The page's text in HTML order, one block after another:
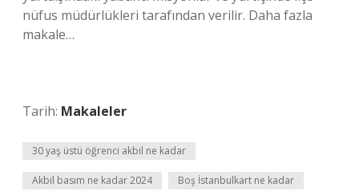
nüfus müdürlükleri tarafından verilir. Daha fazla
makale…
Tarih: Makaleler
30 yaş üstü öğrenci akbil ne kadar
Akbil basım ne kadar 2024 Boş İstanbulkart ne kadar